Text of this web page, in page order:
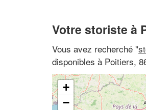
Votre storiste à
Vous avez recherché "
disponibles à Poitiers,
+
−